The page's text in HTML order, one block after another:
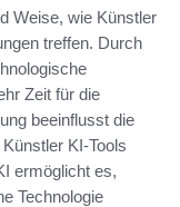
Weise, wie Künstler
treffen. Durch
Zeit für die
beeinflusst die
KI-Tools
ermöglicht es,
Technologie